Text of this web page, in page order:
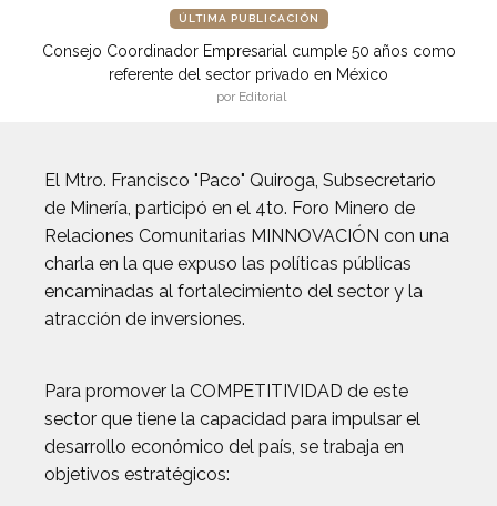
ÚLTIMA PUBLICACIÓN
Consejo Coordinador Empresarial cumple 50 años como
referente del sector privado en México
por Editorial
El Mtro. Francisco "Paco" Quiroga, Subsecretario
de Minería, participó en el 4to. Foro Minero de
Relaciones Comunitarias MINNOVACIÓN con una
charla en la que expuso las políticas públicas
encaminadas al fortalecimiento del sector y la
atracción de inversiones.
Para promover la COMPETITIVIDAD de este
sector que tiene la capacidad para impulsar el
desarrollo económico del país, se trabaja en
objetivos estratégicos: